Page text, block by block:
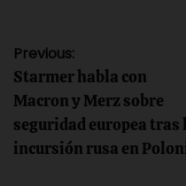
Navegación
de
entradas
Previous:
Starmer habla con
Macron y Merz sobre
seguridad europea tras
incursión rusa en